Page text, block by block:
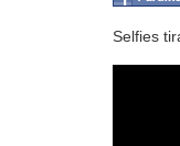
Selfies